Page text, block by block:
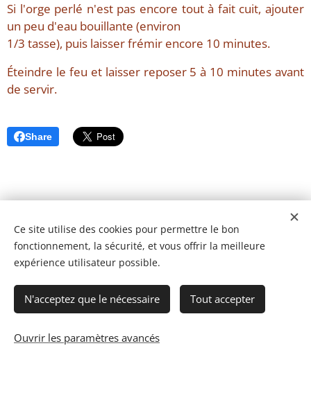
Si l'orge perlé n'est pas encore tout à fait cuit, ajouter
un peu d'eau bouillante (environ
1/3 tasse), puis laisser frémir encore 10 minutes.
Éteindre le feu et laisser reposer 5 à 10 minutes avant
de servir.
Share
© 2023 Les recettes d'Henri-Luc. Tous droits réservés.
Ce site utilise des cookies pour permettre le bon
fonctionnement, la sécurité, et vous offrir la meilleure
expérience utilisateur possible.
N'acceptez que le nécessaire Tout accepter
Ouvrir les paramètres avancés